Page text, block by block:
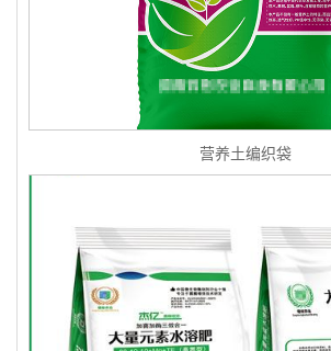
营养土编织袋